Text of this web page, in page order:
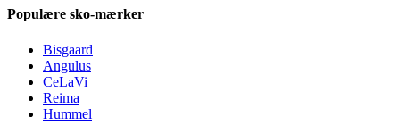
Populære sko-mærker
Bisgaard
Angulus
CeLaVi
Reima
Hummel